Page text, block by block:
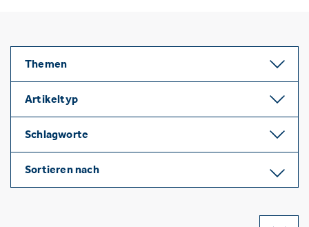
Themen
Artikeltyp
Schlagworte
Sortieren nach